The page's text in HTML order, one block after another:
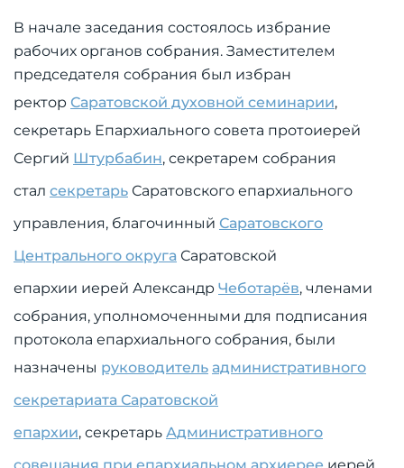
В начале заседания состоялось избрание
рабочих органов собрания. Заместителем
председателя собрания был избран
ректор Саратовской духовной семинарии,
секретарь Епархиального совета протоиерей
Сергий Штурбабин, секретарем собрания
стал секретарь Саратовского епархиального
управления, благочинный Саратовского
Центрального округа Саратовской
епархии иерей Александр Чеботарёв, членами
собрания, уполномоченными для подписания
протокола епархиального собрания, были
назначены руководитель административного
секретариата Саратовской
епархии, секретарь Административного